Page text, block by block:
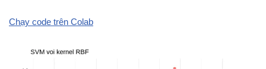
Chạy code trên Colab